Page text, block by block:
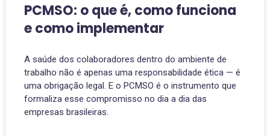
PCMSO: o que é, como funciona
e como implementar
A saúde dos colaboradores dentro do ambiente de
trabalho não é apenas uma responsabilidade ética — é
uma obrigação legal. E o PCMSO é o instrumento que
formaliza esse compromisso no dia a dia das
empresas brasileiras.